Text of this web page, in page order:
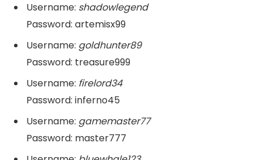
Username: shadowlegend
Password: artemisx99
Username: goldhunter89
Password: treasure999
Username: firelord34
Password: inferno45
Username: gamemaster77
Password: master777